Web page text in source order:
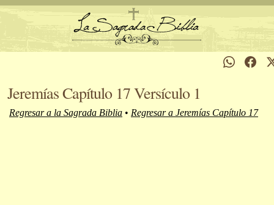
Jeremías Capítulo 17 Versículo 1
Regresar a la Sagrada Biblia • Regresar a Jeremías Capítulo 17